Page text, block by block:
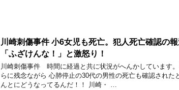
川崎刺傷事件 小6女児も死亡。犯人死亡確認の
「ふざけんな！」と激怒り！
川崎刺傷事件 時間に経過と共に状況がへんかしています
らに残念ながら 心肺停止の30代の男性の死亡も確認された
んとにどうなってるんだ！！ 川崎・ …